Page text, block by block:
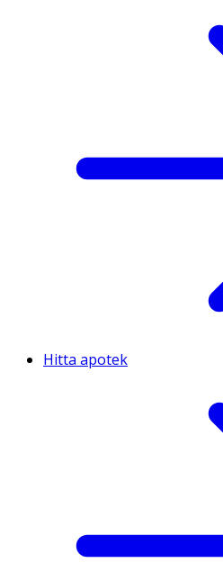
Hitta apotek